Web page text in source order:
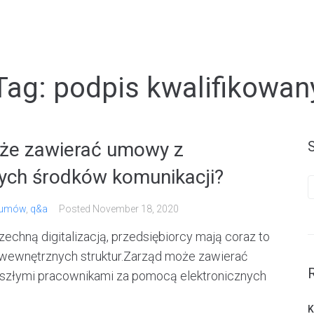
podpis
zawierać umowy z
środków komunikacji?
q&a Posted November 18, 2020
digitalizacją, przedsiębiorcy mają coraz to
struktur.Zarząd może zawierać
pracownikami za pomocą elektronicznych